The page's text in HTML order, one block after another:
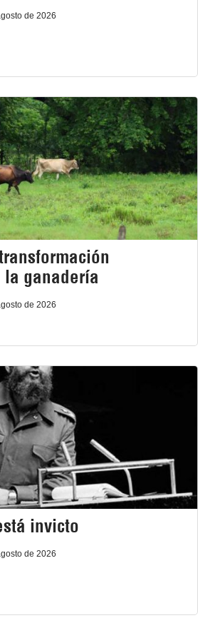
de 2026
ganadería
de 2026
invicto
de 2026